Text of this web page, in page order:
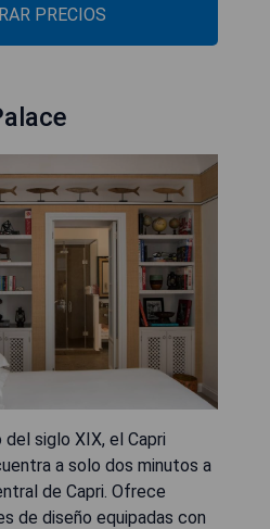
PRECIOS
siglo XIX, el Capri
a solo dos minutos a
de Capri. Ofrece
de diseño equipadas con